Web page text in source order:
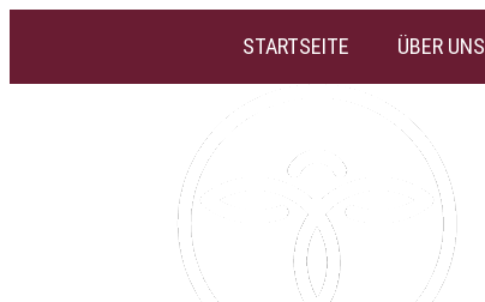
STARTSEITE ÜBER UNS